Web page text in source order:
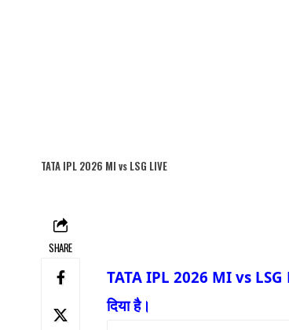
TATA IPL 2026 MI vs LSG LIVE
SHARE
TATA IPL 2026 MI vs LSG
दिया है।